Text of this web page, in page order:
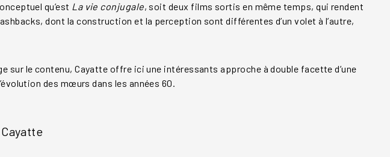
qu’est La vie conjugale, soit deux films sortis en même temps, qui rendent
dont la construction et la perception sont différentes d’un volet à l’autre,
sur le contenu, Cayatte offre ici une intéressants approche à double facette d’une
des mœurs dans les années 60.